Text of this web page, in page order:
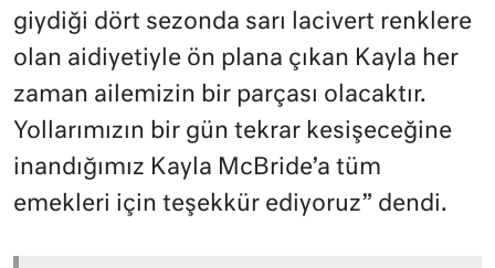
giydiği dört sezonda sarı lacivert renklere
olan aidiyetiyle ön plana çıkan Kayla her
zaman ailemizin bir parçası olacaktır.
Yollarımızın bir gün tekrar kesişeceğine
inandığımız Kayla McBride’a tüm
emekleri için teşekkür ediyoruz” dendi.